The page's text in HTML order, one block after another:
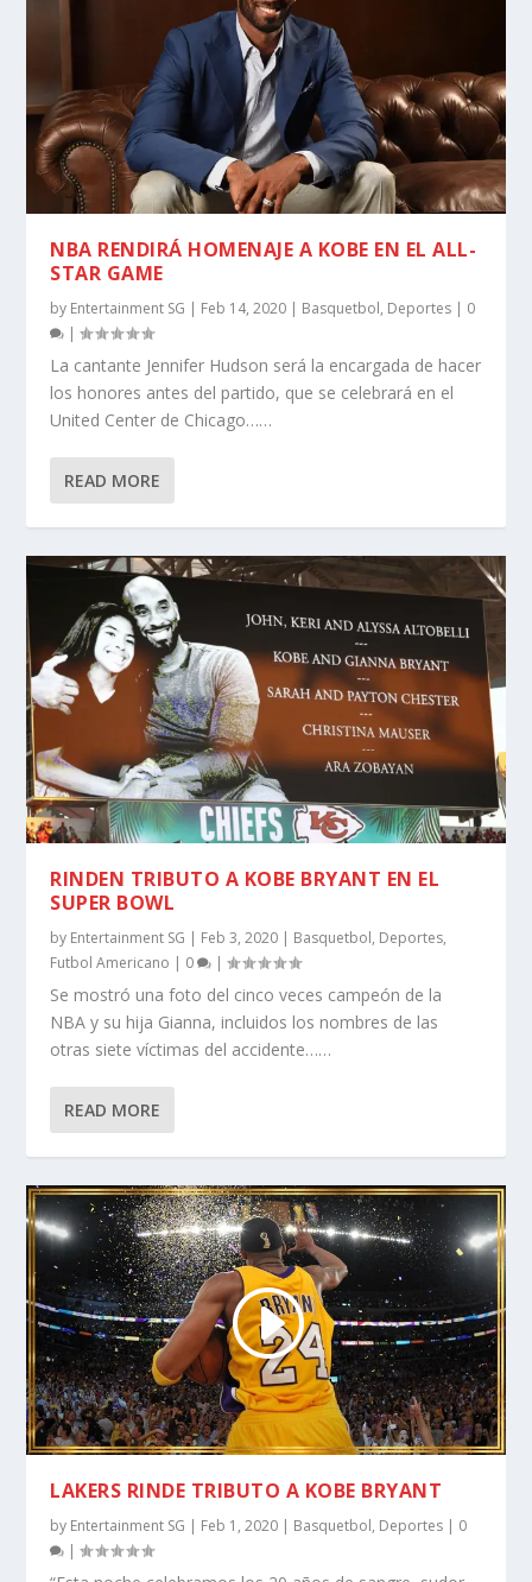
NBA RENDIRÁ HOMENAJE A KOBE EN EL ALL-
STAR GAME
by Entertainment SG | Feb 14, 2020 | Basquetbol, Deportes | 0
|
La cantante Jennifer Hudson será la encargada de hacer
los honores antes del partido, que se celebrará en el
United Center de Chicago……
READ MORE
RINDEN TRIBUTO A KOBE BRYANT EN EL
SUPER BOWL
by Entertainment SG | Feb 3, 2020 | Basquetbol, Deportes,
Futbol Americano | 0 |
Se mostró una foto del cinco veces campeón de la
NBA y su hija Gianna, incluidos los nombres de las
otras siete víctimas del accidente……
READ MORE
LAKERS RINDE TRIBUTO A KOBE BRYANT
by Entertainment SG | Feb 1, 2020 | Basquetbol, Deportes | 0
|